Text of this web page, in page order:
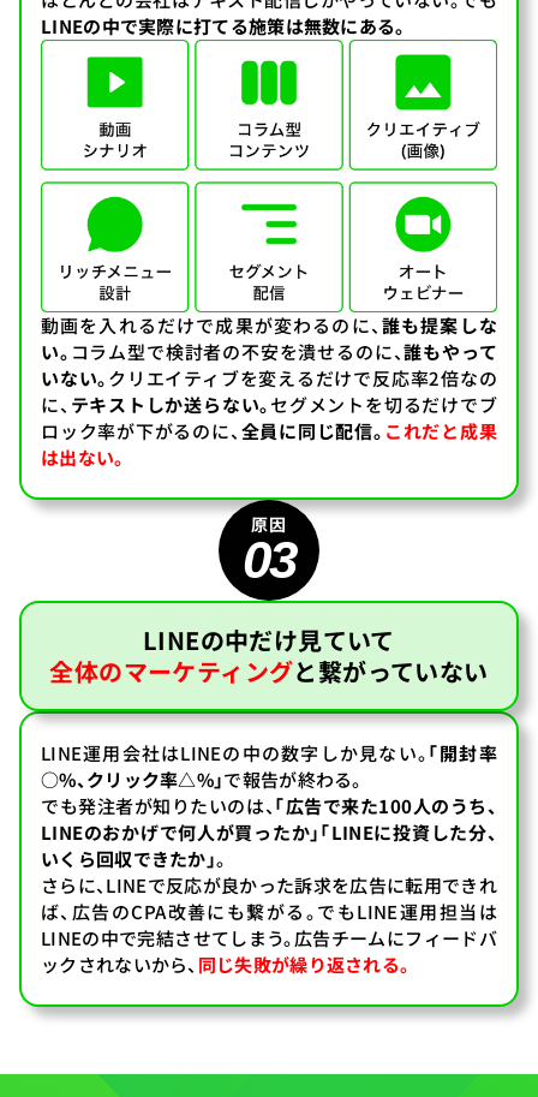
LINEの中で実際に打てる施策は無数にある。
動画を入れるだけで成果が変わるのに、誰も提案しな
い。 コラム型で検討者の不安を潰せるのに、誰もやって
いない。クリエイティブを変えるだけで反応率2倍なの
に、 テキストしか送らない。セグメントを切るだけでブ
ロック率が下がるのに、全員に同じ配信。 これだと成果
は出ない。
03
LINEの中だけ見ていて
全体のマーケティングと繋がっていない
LINE運用会社はLINEの中の数字しか見ない。「開封率
○%、クリック率△%」で報告が終わる。
でも発注者が知りたいのは、「広告で来た100人のうち、
LINEのおかげで何人が買ったか」「LINEに投資した分、
いくら回収できたか」。
さらに、LINEで反応が良かった訴求を広告に転用できれ
ば、広告のCPA改善にも繋がる。でもLINE運用担当は
LINEの中で完結させてしまう。広告チームにフィードバ
ックされないから、 同じ失敗が繰り返される。